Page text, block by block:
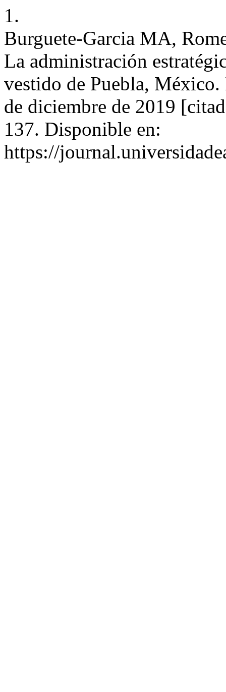
1.
Burguete-Garcia MA,
La administración
vestido de Puebla,
de diciembre de 2019
137. Disponible en:
https://